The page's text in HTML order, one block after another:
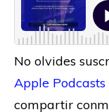
No olvides
Apple Podcasts
compartir